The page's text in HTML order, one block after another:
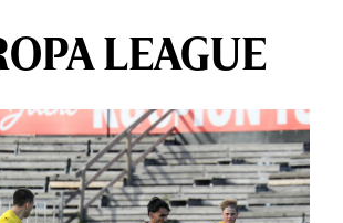
LEAGUE